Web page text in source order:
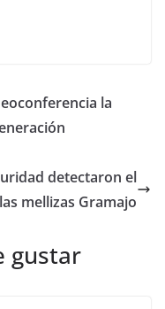
la
detectaron el
mellizas Gramajo
gustar